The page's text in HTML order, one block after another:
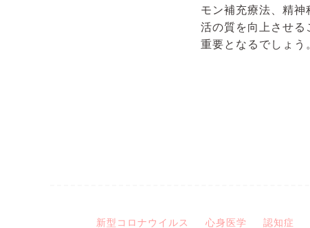
モン補充療法、精
活の質を向上させ
重要となるでしょう。
新型コロナウイルス 心身医学 認知症